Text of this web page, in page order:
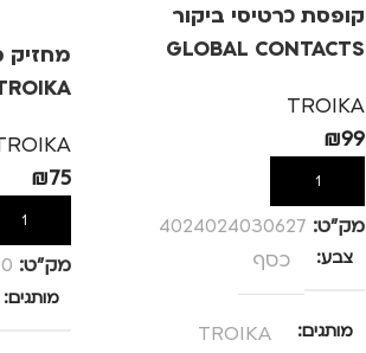
קופסת כרטיסי ביקור
GLOBAL CONTACTS
TROIKA
₪99
הוספה לסל
מק”ט: 4024024030627
צבע כסף
מותגים TROIKA
מחזיק
₪75
הוספה
מק”ט:
מותגים